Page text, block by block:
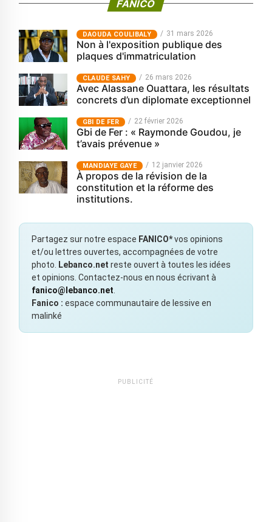
FANICO
‎DAOUDA COULIBALY 31 mars 2026
Non à l'exposition publique des
plaques d'immatriculation
CLAUDE SAHY 26 mars 2026
Avec Alassane Ouattara, les résultats
concrets d’un diplomate exceptionnel
GBI DE FER 22 février 2026
Gbi de Fer : « Raymonde Goudou, je
t’avais prévenue »
MANDIAYE GAYE 12 janvier 2026
À propos de la révision de la
constitution et la réforme des
institutions.
Partagez sur notre espace FANICO*vos opinions
et/ou lettres ouvertes, accompagnées de votre
photo.
Lebanco.net reste ouvert à toutes les idées
et opinions. Contactez-nous en nous écrivant à
fanico@lebanco.net
Fanico : espace communautaire de lessive en
malinké
PUBLICITÉ